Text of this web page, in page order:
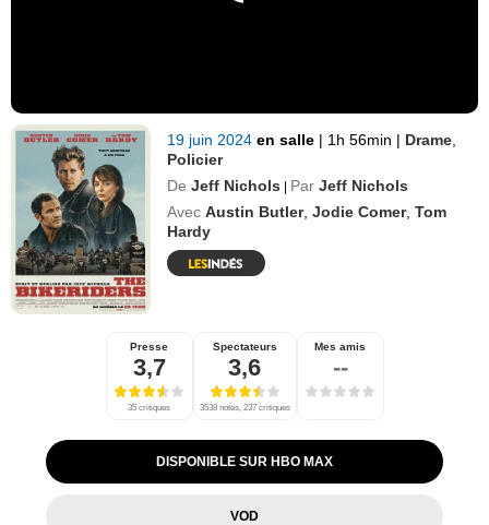
19 juin 2024en salle | 1h 56min | Drame
Policier
De Jeff Nichols | Par Jeff Nichols
Avec Austin Butler,Jodie Comer,Tom
Hardy
Presse
3,7
35 critiques
Spectateurs
3,6
3538 notes, 237 critiques
Mes amis
--
DISPONIBLE SUR HBO MAX
VOD